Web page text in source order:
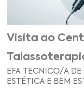
Visita ao
EFA TÉCNICO/A DE
ESTÉTICA E BEM